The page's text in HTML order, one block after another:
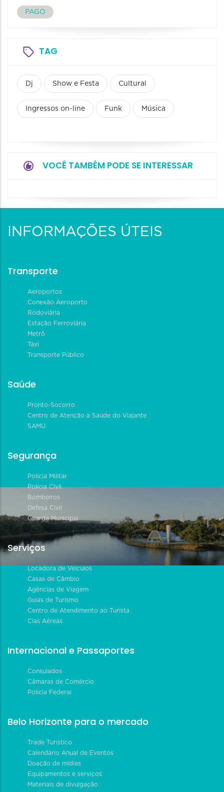
PAGO
TAG
Dj Show e Festa Cultural
Ingressos on-line Funk Música
VOCÊ TAMBÉM PODE SE INTERESSAR
INFORMAÇÕES ÚTEIS
Transporte
Aeroportos
Conexão Aeroporto
Rodoviária
Estação Ferroviária
Metrô
Táxi
Transporte Público
Saúde
Pronto-Socorro
Centro de Atenção à Saúde do Viajante
SAMU
Segurança
Polícia Militar
Polícia Civil
Bombeiros
Defesa Civil
Guarda Municipal
Serviços
Locadora de Veículos
Casas de Câmbio
Agências de Viagem
Guias de Turismo
Centro de Atendimento ao Turista
Cias Aéreas
Internacional e Passaportes
Consulados
Câmaras de Comércio
Polícia Federal
Belo Horizonte para o mercado
Trade Turístico
Calendário Anual de Eventos
Doação de mídias
Equipamentos e serviços
Materiais de divulgação